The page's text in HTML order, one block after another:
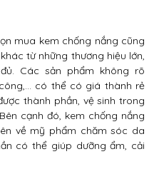
mua kem chống nắng cũng
từ những thương hiệu lớn,
Các sản phẩm không rõ
có thể có giá thành rẻ
thành phần, vệ sinh trong
cạnh đó, kem chống nắng
về mỹ phẩm chăm sóc da
có thể giúp dưỡng ẩm, cải